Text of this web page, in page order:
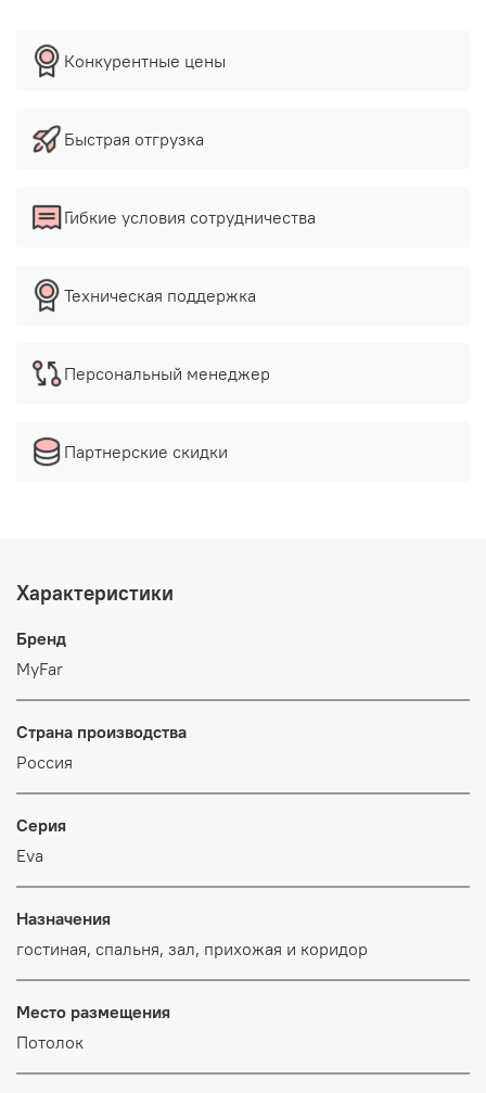
Конкурентные цены
Быстрая отгрузка
Гибкие условия сотрудничества
Техническая поддержка
Персональный менеджер
Партнерские скидки
Характеристики
Бренд
MyFar
Страна производства
Россия
Серия
Eva
Назначения
гостиная, спальня, зал, прихожая и коридор
Место размещения
Потолок